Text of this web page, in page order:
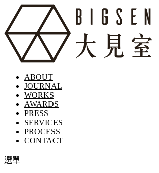
ABOUT
JOURNAL
WORKS
AWARDS
PRESS
SERVICES
PROCESS
CONTACT
選單